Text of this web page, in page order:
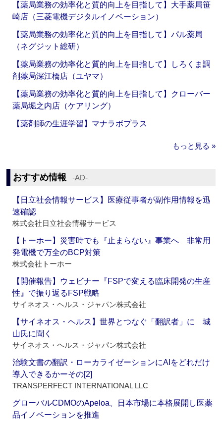
【薬局業務の効率化と質的向上を目指して】大手薬局笹
崎店（三菱電機デジタルイノベーション）
【薬局業務の効率化と質的向上を目指して】パル薬局
（ネグジット総研）
【薬局業務の効率化と質的向上を目指して】しろくま調
剤薬局深江橋店（ユヤマ）
【薬局業務の効率化と質的向上を目指して】クローバー
薬局堀之内店（ケアリング）
【薬剤師の生涯学習】マナラボプラス
もっと見る »
おすすめ情報 ‐AD‐
【日立社会情報サービス】医療従事者が副作用情報を迅
速確認
株式会社日立社会情報サービス
【トーホー】災害時でも『止まらない』事業へ 非常用
発電機で万全のBCP対策
株式会社トーホー
【開催報告】ウェビナー『FSPで変える臨床開発の生産
性』で振り返るFSP戦略
サイネオス・ヘルス・ジャパン株式会社
【サイネオス・ヘルス】世界とつなぐ「翻訳者」に 城
山氏に聞く
サイネオス・ヘルス・ジャパン株式会社
治験文書の翻訳・ローカライゼーションにAIをどれだけ
導入できるかーその[2]
TRANSPERFECT INTERNATIONAL LLC
グローバルCDMOのApeloa、日本市場に本格展開し医薬
品イノベーションを推進